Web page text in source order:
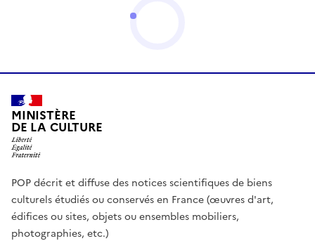
MINISTÈRE
DE LA CULTURE
POP décrit et diffuse des notices scientifiques de biens
culturels étudiés ou conservés en France (œuvres d'art,
édifices ou sites, objets ou ensembles mobiliers,
photographies, etc.)